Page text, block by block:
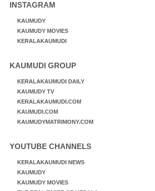
INSTAGRAM
KAUMUDY
KAUMUDY MOVIES
KERALAKAUMUDI
KAUMUDI GROUP
KERALAKAUMUDI DAILY
KAUMUDY TV
KERALAKAUMUDI.COM
KAUMUDI.COM
KAUMUDYMATRIMONY.COM
YOUTUBE CHANNELS
KERALAKAUMUDI NEWS
KAUMUDY
KAUMUDY MOVIES